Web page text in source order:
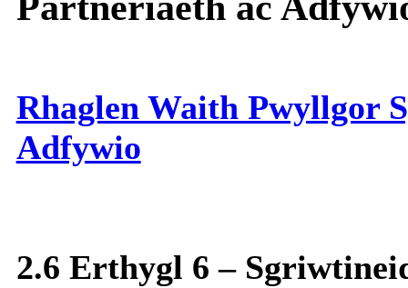
Rhaglen Waith Pwyllgor
Adfywio
2.6 Erthygl 6 –